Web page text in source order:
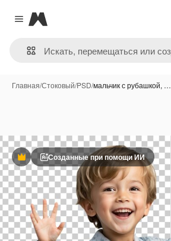
Close menu
Magnific
Главная/Стоковый/PSD/мальчик с рубашкой, …
ПремиумСозданные при помощи ИИ